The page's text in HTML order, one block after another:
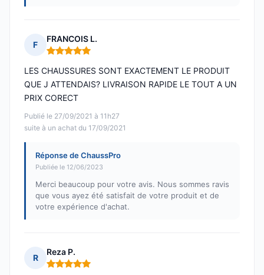
F
FRANCOIS L.
Note : 5 sur 5
Publié le 27/09/2021 à 11h27
suite à un achat du 17/09/2021
LES CHAUSSURES SONT EXACTEMENT LE PRODUIT
QUE J ATTENDAIS? LIVRAISON RAPIDE LE TOUT A UN
PRIX CORECT
Réponse de ChaussPro
Publiée le 12/06/2023
Merci beaucoup pour votre avis. Nous sommes ravis
que vous ayez été satisfait de votre produit et de
votre expérience d'achat.
R
Reza P.
Note : 5 sur 5